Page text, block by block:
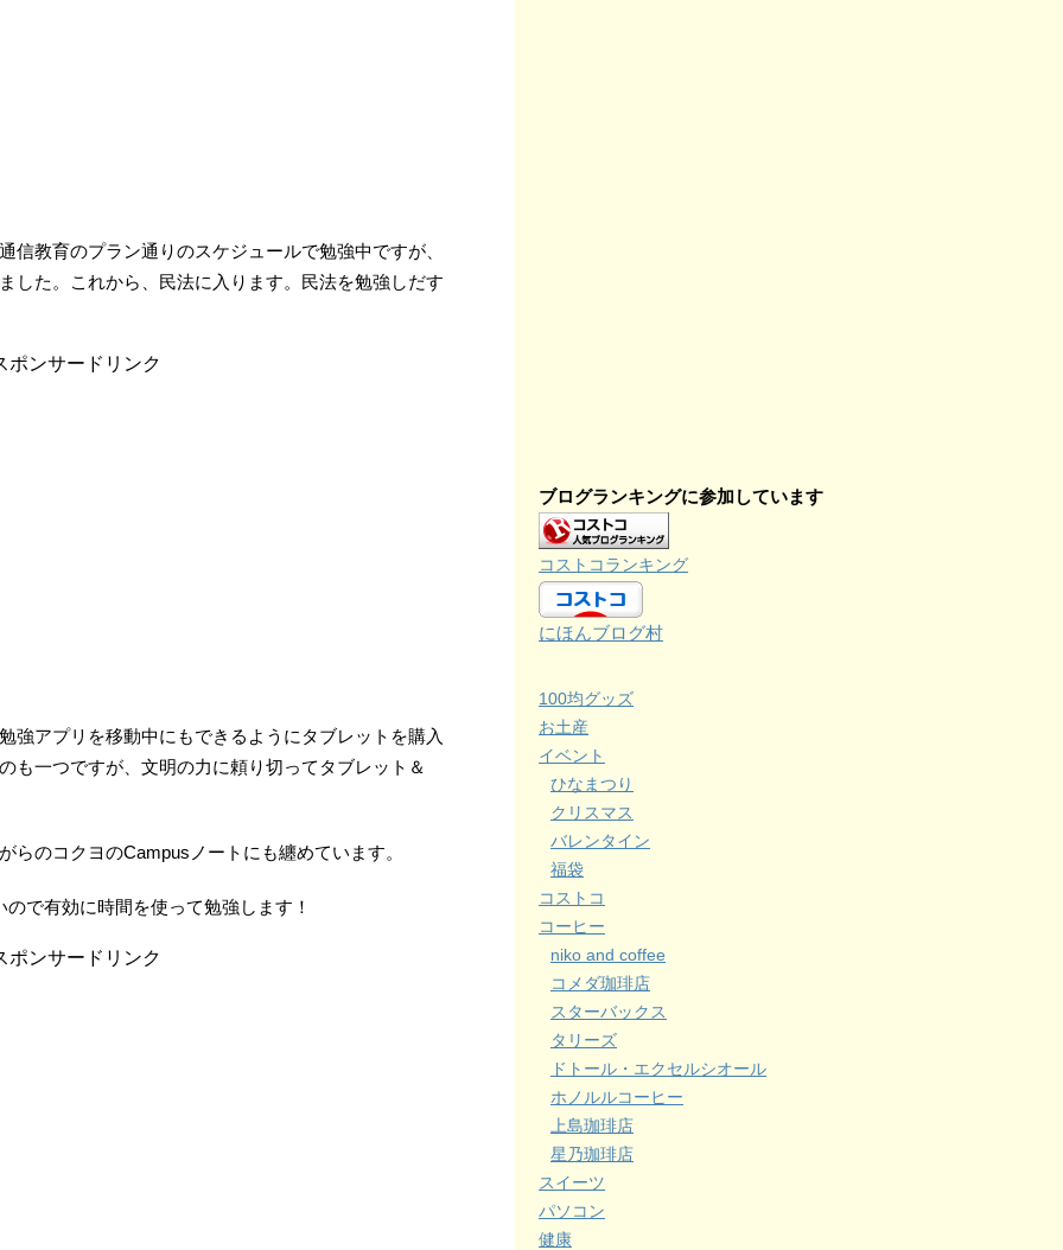
信教育のプラン通りのスケジュールで勉強中ですが、
した。これから、民法に入ります。民法を勉強しだす
ポンサードリンク
強アプリを移動中にもできるようにタブレットを購入
も一つですが、文明の力に頼り切ってタブレット＆
らのコクヨのCampusノートにも纏めています。
で有効に時間を使って勉強します！
ポンサードリンク
ブログランキングに参加しています
コストコランキング
にほんブログ村
100均グッズ
お土産
イベント
ひなまつり
クリスマス
バレンタイン
福袋
コストコ
コーヒー
niko and coffee
コメダ珈琲店
スターバックス
タリーズ
ドトール・エクセルシオール
ホノルルコーヒー
上島珈琲店
星乃珈琲店
スイーツ
パソコン
健康